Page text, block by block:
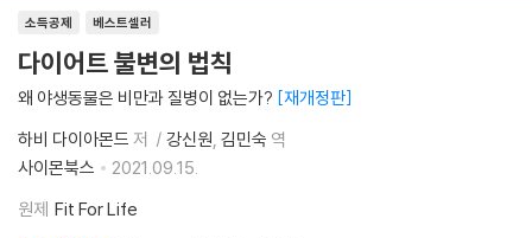
소득공제 베스트셀러
다이어트 불변의 법칙
왜 야생동물은 비만과 질병이 없는가? 재개정판
하비 다이아몬드 저 강신원 김민숙 역
사이몬북스
2021.09.15.
원제 Fit For Life